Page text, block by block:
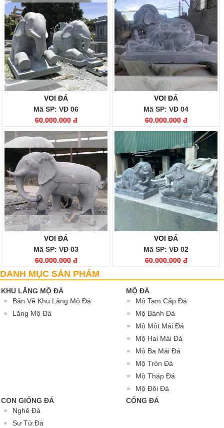
VOI ĐÁ
Mã SP: VĐ 06
60.000.000 đ
VOI ĐÁ
Mã SP: VĐ 04
60.000.000 đ
VOI ĐÁ
Mã SP: VĐ 03
60.000.000 đ
VOI ĐÁ
Mã SP: VĐ 02
60.000.000 đ
DANH MỤC SẢN PHẨM
KHU LĂNG MỘ ĐÁ
Bản Vẽ Khu Lăng Mộ Đá
Lăng Mộ Đá
MỘ ĐÁ
Mộ Tam Cấp Đá
Mộ Bành Đá
Mộ Một Mái Đá
Mộ Hai Mái Đá
Mộ Ba Mái Đá
Mộ Tròn Đá
Mộ Tháp Đá
Mộ Đôi Đá
CON GIỐNG ĐÁ
Nghê Đá
Sư Tử Đá
CỔNG ĐÁ